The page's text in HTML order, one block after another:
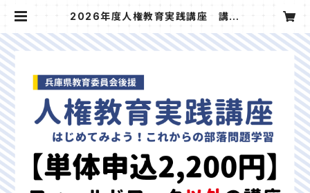
2026年度人権教育実践講座 講習
2,200円の講座】 | blrhyg